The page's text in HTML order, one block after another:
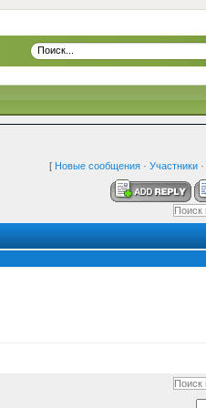
[ Новые сообщения· Участники·